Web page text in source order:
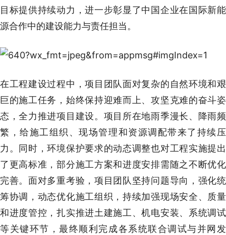
目标提供持续动力，进一步彰显了中国企业在国际新能
源合作中的建设能力与责任担当。
在工程建设过程中，项目团队面对复杂的自然环境和艰
巨的施工任务，始终保持迎难而上、攻坚克难的奋斗姿
态，全力推进项目建设。项目所在地雨季漫长、降雨频
繁，给施工组织、现场管理和资源调配带来了持续压
力。同时，环境保护要求的动态调整也对工程实施提出
了更高标准，部分施工方案和进度安排需随之不断优化
完善。面对多重考验，项目团队坚持问题导向，强化统
筹协调，动态优化施工组织，持续加强现场安全、质量
和进度管控，扎实推进土建施工、机电安装、系统调试
等关键环节，最终顺利完成各系统联合调试与并网发